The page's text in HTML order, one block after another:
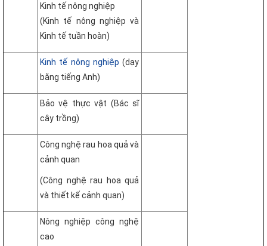
Kinh tế nông nghiệp
(Kinh tế nông nghiệp và
Kinh tế tuần hoàn)
Kinh tế nông nghiệp (dạy
bằng tiếng Anh)
Bảo vệ thực vật (Bác sĩ
cây trồng)
Công nghệ rau hoa quả và
cảnh quan
(Công nghệ rau hoa quả
và thiết kế cảnh quan)
Nông nghiệp công nghệ
cao